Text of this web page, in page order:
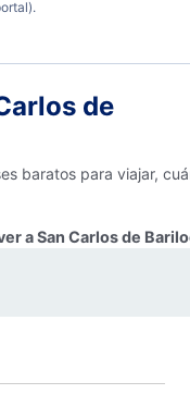
de
baratos para viajar,
a San Carlos de